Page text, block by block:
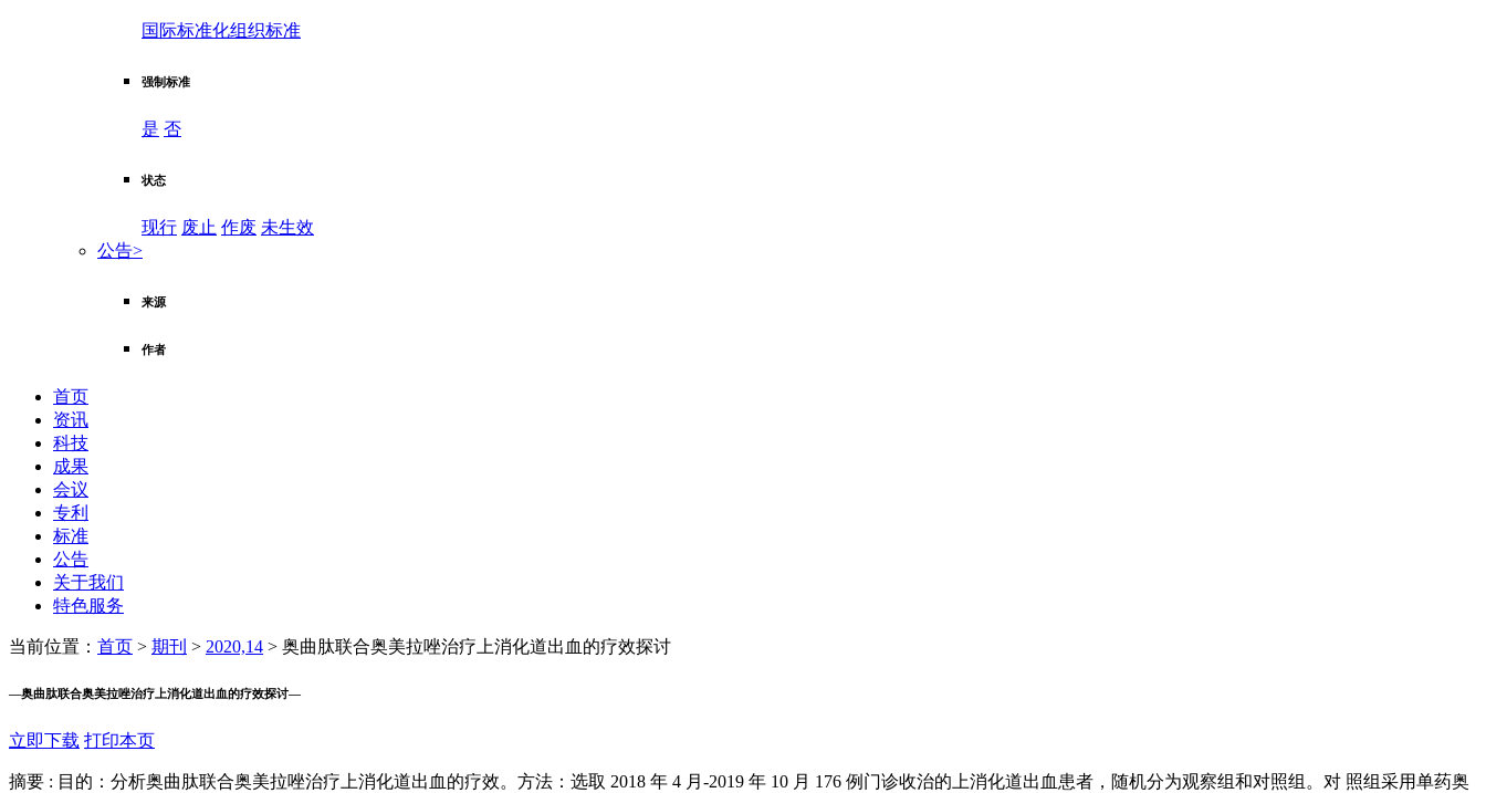
国际标准化组织标准
强制标准
是 否
状态
现行 废止 作废 未生效
公告>
来源
作者
首页
资讯
科技
成果
会议
专利
标准
公告
关于我们
特色服务
当前位置： 首页 > 期刊 > 2020,14 > 奥曲肽联合奥美拉唑治疗上消化道出血的疗效探讨
—奥曲肽联合奥美拉唑治疗上消化道出血的疗效探讨—
立即下载 打印本页
摘要 : 目的：分析奥曲肽联合奥美拉唑治疗上消化道出血的疗效。方法：选取 2018 年 4 月-2019 年 10 月 176 例门诊收治的上消化道出血患者，随机分为观察组和对照组。对 照组采用单药奥